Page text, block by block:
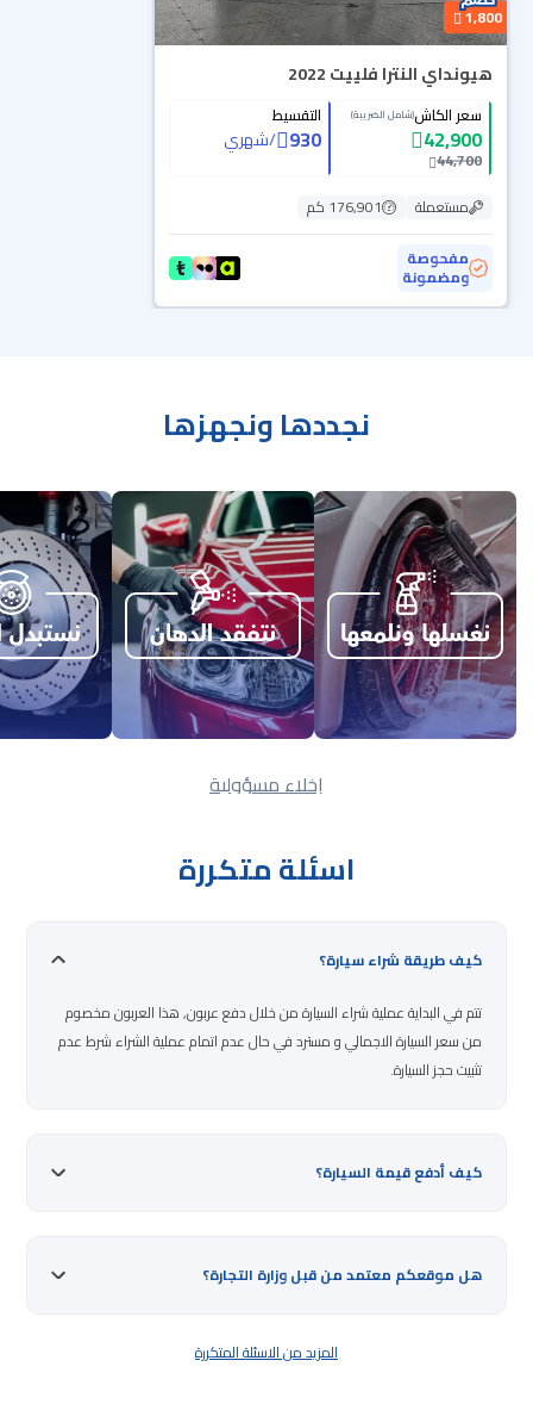
1,800
هيونداي النترا فلييت 2022
سعر الكاش(شامل الضريبة)
42,900
44,700
التقسيط
930
/شهري
مستعملة
176,901 كم
مفحوصة
ومضمونة
نجددها ونجهزها
إخلاء مسؤولية
اسئلة متكررة
كيف طريقة شراء سيارة؟
تتم في البداية عملية شراء السيارة من خلال دفع عربون, هذا العربون مخصوم
من سعر السيارة الاجمالي و مسترد في حال عدم اتمام عملية الشراء شرط عدم
تثبيت حجز السيارة.
كيف أدفع قيمة السيارة؟
هل موقعكم معتمد من قبل وزارة التجارة؟
المزيد من الاسئلة المتكررة